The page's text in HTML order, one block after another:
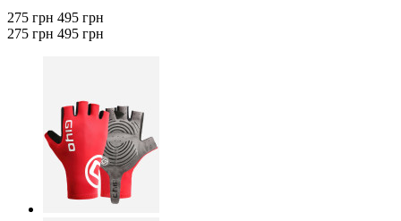
275 грн 495 грн
275 грн 495 грн